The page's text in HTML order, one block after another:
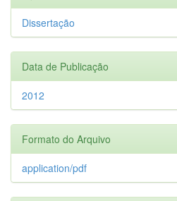
Dissertação
Data de Publicação
2012
Formato do Arquivo
application/pdf